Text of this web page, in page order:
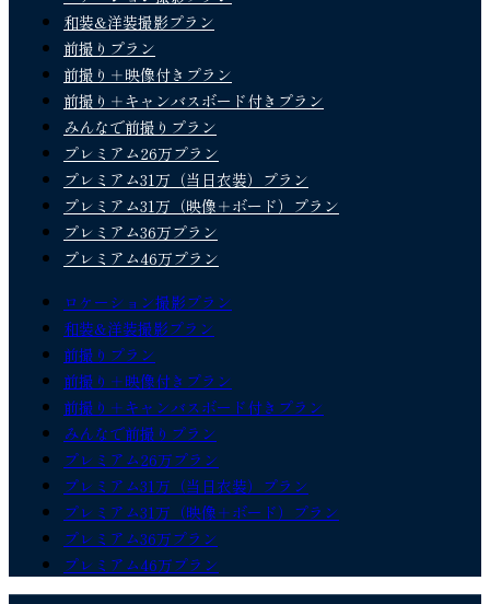
和装&洋装撮影プラン
前撮りプラン
前撮り＋映像付きプラン
前撮り＋キャンバスボード付きプラン
みんなで前撮りプラン
プレミアム26万プラン
プレミアム31万（当日衣装）プラン
プレミアム31万（映像＋ボード）プラン
プレミアム36万プラン
プレミアム46万プラン
ロケーション撮影プラン
和装&洋装撮影プラン
前撮りプラン
前撮り＋映像付きプラン
前撮り＋キャンバスボード付きプラン
みんなで前撮りプラン
プレミアム26万プラン
プレミアム31万（当日衣装）プラン
プレミアム31万（映像＋ボード）プラン
プレミアム36万プラン
プレミアム46万プラン